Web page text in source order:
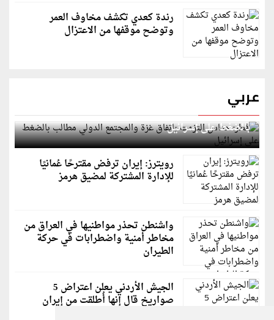
رندة كعدي تكشف مخاوف العمر
وتوضح موقفها من الاعتزال
عربي
قطر: حماس التزمت باتفاق غزة والمجتمع الدولي مطالب
بالضغط على إسرائيل
رويترز: إيران ترفض مقترحًا عُمانيًا
للإدارة المشتركة لمضيق هرمز
واشنطن تحذر مواطنيها في العراق من
مخاطر أمنية واضطرابات في حركة
الطيران
الجيش الأردني يعلن اعتراض 5
صواريخ قال إنها أُطلقت من إيران